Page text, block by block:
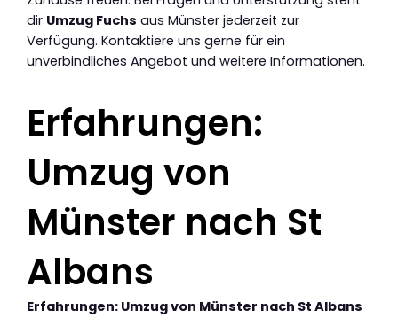
dir Umzug Fuchs aus Münster jederzeit zur
Verfügung. Kontaktiere uns gerne für ein
unverbindliches Angebot und weitere Informationen.
Erfahrungen:
Umzug von
Münster nach St
Albans
Erfahrungen: Umzug von Münster nach St Albans